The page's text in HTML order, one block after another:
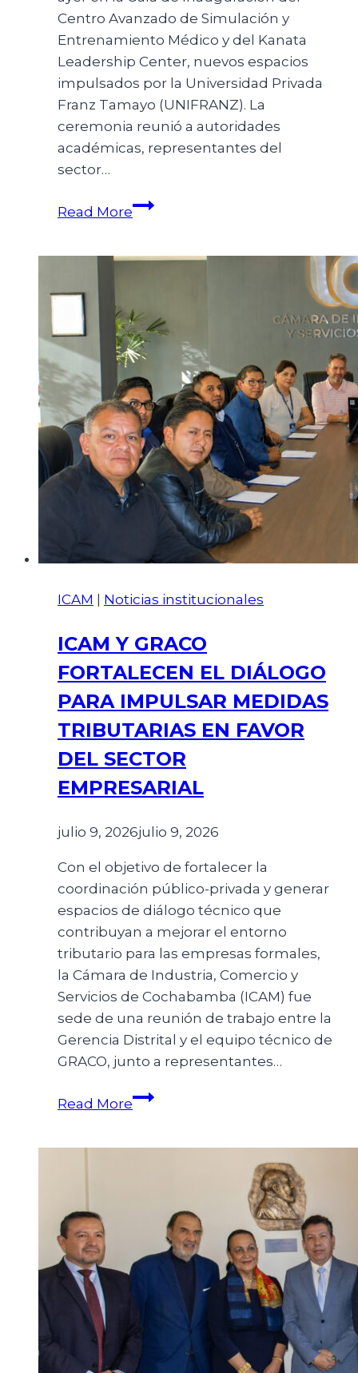
Centro Avanzado de Simulación y
Entrenamiento Médico y del Kanata
Leadership Center, nuevos espacios
impulsados por la Universidad Privada
Franz Tamayo (UNIFRANZ). La
ceremonia reunió a autoridades
académicas, representantes del
sector…
Read More
ICAM Noticias institucionales
ICAM Y GRACO
FORTALECEN EL DIÁLOGO
PARA IMPULSAR MEDIDAS
TRIBUTARIAS EN FAVOR
DEL SECTOR
EMPRESARIAL
julio 9, 2026julio 9, 2026
Con el objetivo de fortalecer la
coordinación público-privada y generar
espacios de diálogo técnico que
contribuyan a mejorar el entorno
tributario para las empresas formales,
la Cámara de Industria, Comercio y
Servicios de Cochabamba (ICAM) fue
sede de una reunión de trabajo entre la
Gerencia Distrital y el equipo técnico de
GRACO, junto a representantes…
Read More